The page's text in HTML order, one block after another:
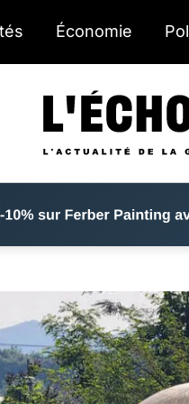
Économie